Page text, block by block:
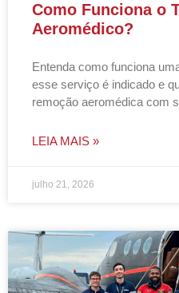
Como Funciona o
Aeromédico?
Entenda como funciona
esse serviço é indicado e
remoção aeromédica com
LEIA MAIS »
julho 21, 2026